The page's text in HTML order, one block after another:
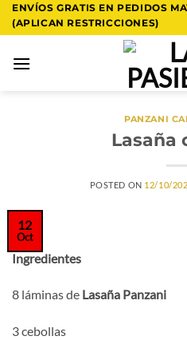
Saltar
ENVÍOS GRATIS EN PEDIDOS
(APLICAN RESTRICCIONES)
PANZANI
Lasaña
POSTED ON 12/10/
12
Oct
Ingredientes
8 láminas de Lasaña Panzani
3 cebollas